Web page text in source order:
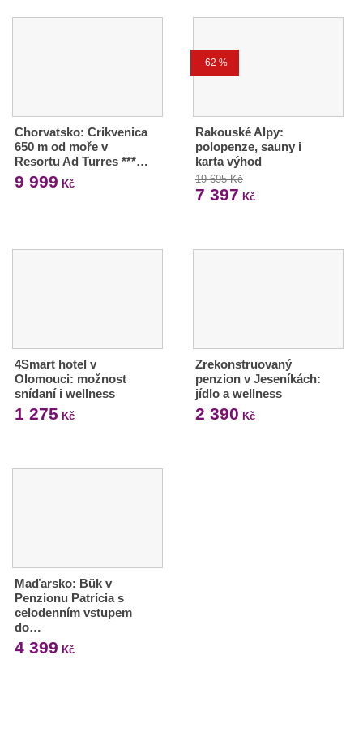
Chorvatsko: Crikvenica
650 m od moře v
Resortu Ad Turres ***…
9 999 Kč
-62 %
Rakouské Alpy:
polopenze, sauny i
karta výhod
19 695 Kč
7 397 Kč
4Smart hotel v
Olomouci: možnost
snídaní i wellness
1 275 Kč
Zrekonstruovaný
penzion v Jeseníkách:
jídlo a wellness
2 390 Kč
Maďarsko: Bük v
Penzionu Patrícia s
celodenním vstupem
do…
4 399 Kč